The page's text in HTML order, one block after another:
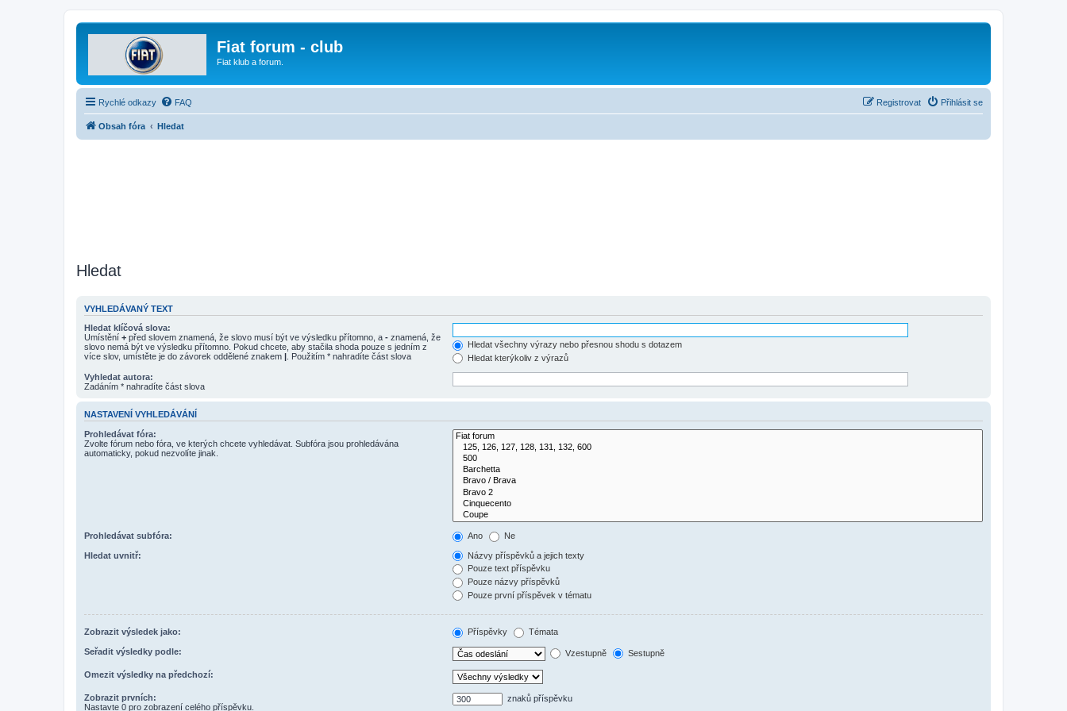
Fiat forum - club
Fiat klub a forum.
Rychlé odkazy FAQ Přihlásit se
Registrovat
Obsah fóra Hledat
Hledat
VYHLEDÁVANÝ TEXT
Hledat klíčová slova:
Umístění + před slovem znamená, že slovo musí být ve výsledku přítomno, a - znamená, že
slovo nemá být ve výsledku přítomno. Pokud chcete, aby stačila shoda pouze s jedním z
více slov, umístěte je do závorek oddělené znakem | . Použitím * nahradíte část slova
Hledat všechny výrazy nebo přesnou shodu s dotazem
Hledat kterýkoliv z výrazů
Vyhledat autora:
Zadáním * nahradíte část slova
NASTAVENÍ VYHLEDÁVÁNÍ
Prohledávat fóra:
Zvolte fórum nebo fóra, ve kterých chcete vyhledávat. Subfóra jsou prohledávána
automaticky, pokud nezvolíte jinak.
Prohledávat subfóra: Ano Ne
Hledat uvnitř:
Názvy příspěvků a jejich texty
Pouze text příspěvku
Pouze názvy příspěvků
Pouze první příspěvek v tématu
Zobrazit výsledek jako: Příspěvky Témata
Seřadit výsledky podle: Vzestupně Sestupně
Omezit výsledky na předchozí:
Zobrazit prvních:
Nastavte 0 pro zobrazení celého příspěvku.
znaků příspěvku